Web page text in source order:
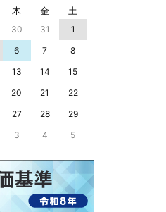
木 金 土
30 31
1
6 7
8
13 14
15
20 21
22
27 28
29
3 4 5